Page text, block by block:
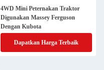
4WD Mini Peternakan Traktor
Digunakan Massey Ferguson
Dengan Kubota
Dapatkan Harga Terbaik